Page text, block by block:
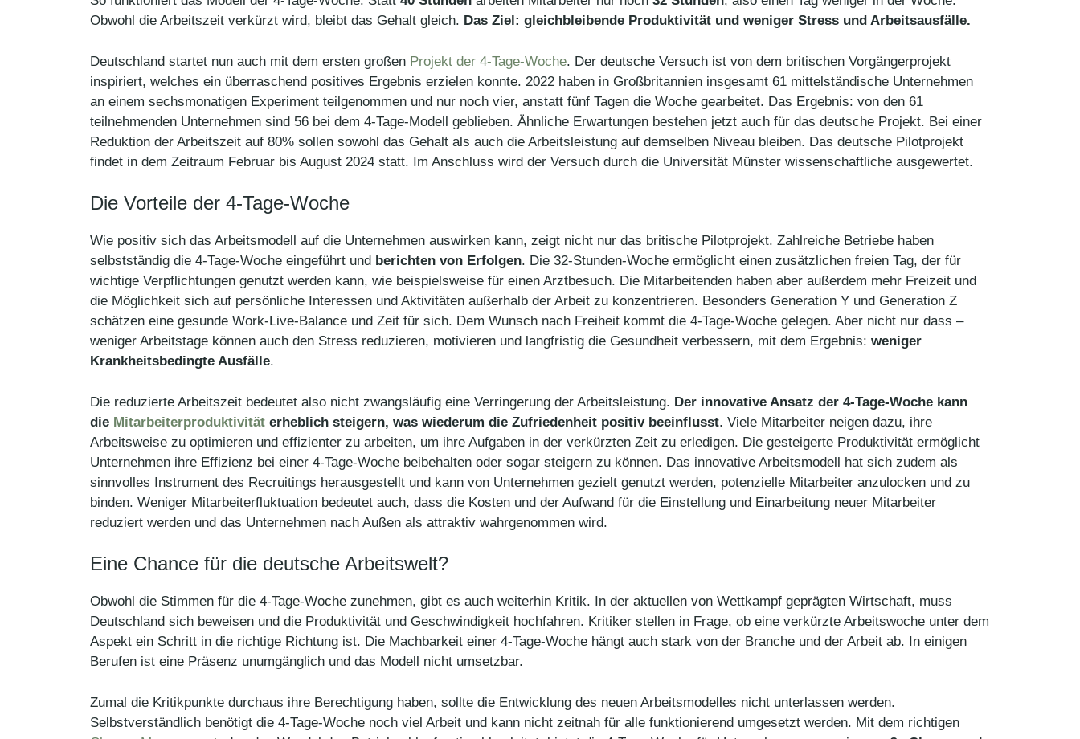
Obwohl die Arbeitszeit verkürzt wird, bleibt das Gehalt gleich. Das Ziel: gleichbleibende Produktivität und weniger Stress und Arbeitsausfälle.
Deutschland startet nun auch mit dem ersten großen Projekt der 4-Tage-Woche. Der deutsche Versuch ist von dem britischen Vorgängerprojekt
inspiriert, welches ein überraschend positives Ergebnis erzielen konnte. 2022 haben in Großbritannien insgesamt 61 mittelständische Unternehmen
an einem sechsmonatigen Experiment teilgenommen und nur noch vier, anstatt fünf Tagen die Woche gearbeitet. Das Ergebnis: von den 61
teilnehmenden Unternehmen sind 56 bei dem 4-Tage-Modell geblieben. Ähnliche Erwartungen bestehen jetzt auch für das deutsche Projekt. Bei einer
Reduktion der Arbeitszeit auf 80% sollen sowohl das Gehalt als auch die Arbeitsleistung auf demselben Niveau bleiben. Das deutsche Pilotprojekt
findet in dem Zeitraum Februar bis August 2024 statt. Im Anschluss wird der Versuch durch die Universität Münster wissenschaftliche ausgewertet.
Die Vorteile der 4-Tage-Woche
Wie positiv sich das Arbeitsmodell auf die Unternehmen auswirken kann, zeigt nicht nur das britische Pilotprojekt. Zahlreiche Betriebe haben
selbstständig die 4-Tage-Woche eingeführt und berichten von Erfolgen. Die 32-Stunden-Woche ermöglicht einen zusätzlichen freien Tag, der für
wichtige Verpflichtungen genutzt werden kann, wie beispielsweise für einen Arztbesuch. Die Mitarbeitenden haben aber außerdem mehr Freizeit und
die Möglichkeit sich auf persönliche Interessen und Aktivitäten außerhalb der Arbeit zu konzentrieren. Besonders Generation Y und Generation Z
schätzen eine gesunde Work-Live-Balance und Zeit für sich. Dem Wunsch nach Freiheit kommt die 4-Tage-Woche gelegen. Aber nicht nur dass –
weniger Arbeitstage können auch den Stress reduzieren, motivieren und langfristig die Gesundheit verbessern, mit dem Ergebnis: weniger
Krankheitsbedingte Ausfälle.
Die reduzierte Arbeitszeit bedeutet also nicht zwangsläufig eine Verringerung der Arbeitsleistung. Der innovative Ansatz der 4-Tage-Woche kann
die Mitarbeiterproduktivität erheblich steigern, was wiederum die Zufriedenheit positiv beeinflusst. Viele Mitarbeiter neigen dazu, ihre
Arbeitsweise zu optimieren und effizienter zu arbeiten, um ihre Aufgaben in der verkürzten Zeit zu erledigen. Die gesteigerte Produktivität ermöglicht
Unternehmen ihre Effizienz bei einer 4-Tage-Woche beibehalten oder sogar steigern zu können. Das innovative Arbeitsmodell hat sich zudem als
sinnvolles Instrument des Recruitings herausgestellt und kann von Unternehmen gezielt genutzt werden, potenzielle Mitarbeiter anzulocken und zu
binden. Weniger Mitarbeiterfluktuation bedeutet auch, dass die Kosten und der Aufwand für die Einstellung und Einarbeitung neuer Mitarbeiter
reduziert werden und das Unternehmen nach Außen als attraktiv wahrgenommen wird.
Eine Chance für die deutsche Arbeitswelt?
Obwohl die Stimmen für die 4-Tage-Woche zunehmen, gibt es auch weiterhin Kritik. In der aktuellen von Wettkampf geprägten Wirtschaft, muss
Deutschland sich beweisen und die Produktivität und Geschwindigkeit hochfahren. Kritiker stellen in Frage, ob eine verkürzte Arbeitswoche unter dem
Aspekt ein Schritt in die richtige Richtung ist. Die Machbarkeit einer 4-Tage-Woche hängt auch stark von der Branche und der Arbeit ab. In einigen
Berufen ist eine Präsenz unumgänglich und das Modell nicht umsetzbar.
Zumal die Kritikpunkte durchaus ihre Berechtigung haben, sollte die Entwicklung des neuen Arbeitsmodelles nicht unterlassen werden.
Selbstverständlich benötigt die 4-Tage-Woche noch viel Arbeit und kann nicht zeitnah für alle funktionierend umgesetzt werden. Mit dem richtigen